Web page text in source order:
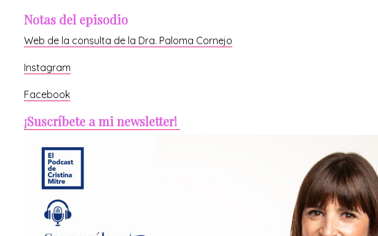
Notas del episodio
Web de la consulta de la Dra. Paloma Cornejo
Instagram
Facebook
¡Suscríbete a mi newsletter!